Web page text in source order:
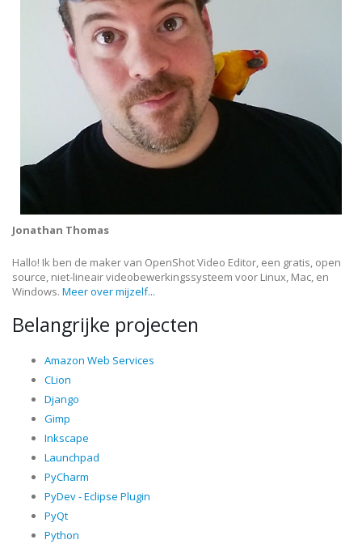
Jonathan Thomas
Hallo! Ik ben de maker van OpenShot Video Editor, een gratis, open
source, niet-lineair videobewerkingssysteem voor Linux, Mac, en
Windows. Meer over mijzelf...
Belangrijke projecten
Amazon Web Services
CLion
Django
Gimp
Inkscape
Launchpad
PyCharm
PyDev - Eclipse Plugin
PyQt
Python